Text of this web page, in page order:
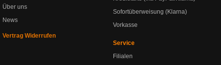
Über uns
News
Vertrag Widerrufen
Sofortüberweisung (Klarna)
Vorkasse
Service
Filialen